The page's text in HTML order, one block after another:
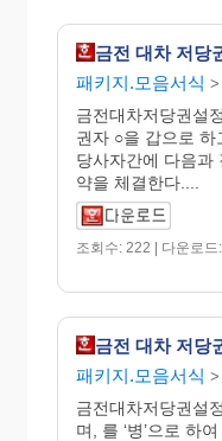
금전 대차 저당
패키지.모음서식 >
금전대차저당권설
권자 ○을 갑으로
당사자간에 다음과
약을 체결한다....
조회수: 222 | 다운로드
금전 대차 저당
패키지.모음서식 >
금전대차저당권설
며, 를 ‘병’으로 하